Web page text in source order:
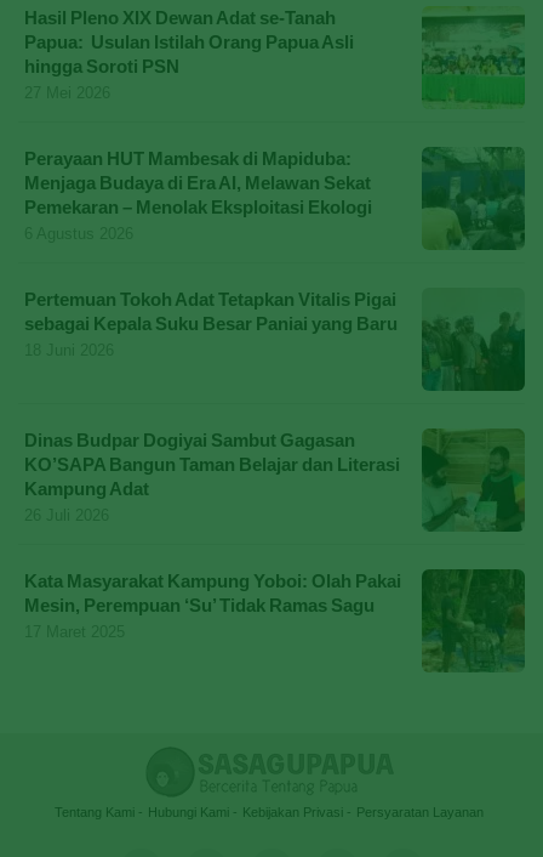
Hasil Pleno XIX Dewan Adat se-Tanah
Papua: Usulan Istilah Orang Papua Asli
hingga Soroti PSN
Perayaan HUT Mambesak di Mapiduba:
Menjaga Budaya di Era AI, Melawan Sekat
Pemekaran – Menolak Eksploitasi Ekologi
Pertemuan Tokoh Adat Tetapkan Vitalis Pigai
sebagai Kepala Suku Besar Paniai yang Baru
Dinas Budpar Dogiyai Sambut Gagasan
KO’SAPA Bangun Taman Belajar dan Literasi
Kampung Adat
Kata Masyarakat Kampung Yoboi: Olah Pakai
Mesin, Perempuan ‘Su’ Tidak Ramas Sagu
Tentang Kami Hubungi Kami Kebijakan Privasi Persyaratan Layanan